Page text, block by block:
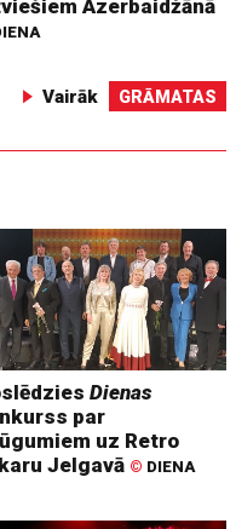
Azerbaidžānā
Vairāk GRĀMATAS
Dienas
par
uz Retro
Jelgavā © DIENA